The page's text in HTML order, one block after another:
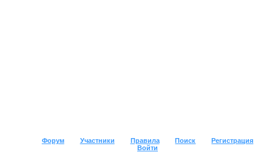
Форум Участники Правила Поиск
Регистрация
Войти